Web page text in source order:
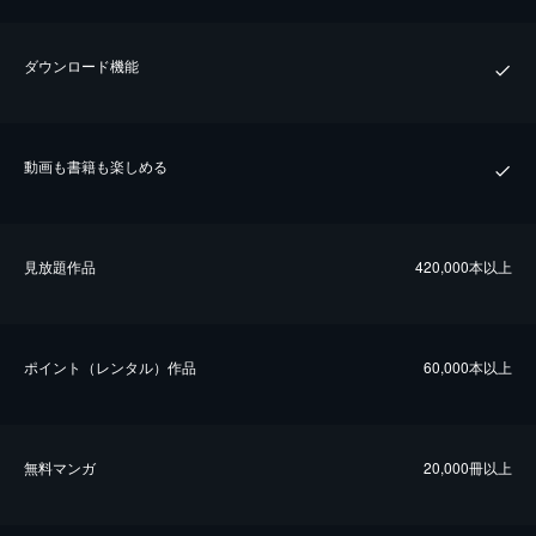
ダウンロード機能
動画も書籍も楽しめる
⾒放題作品 420,000本以上
ポイント（レンタル）作品 60,000本以上
無料マンガ 20,000冊以上